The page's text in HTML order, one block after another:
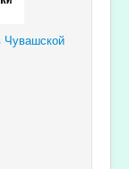
Чувашской